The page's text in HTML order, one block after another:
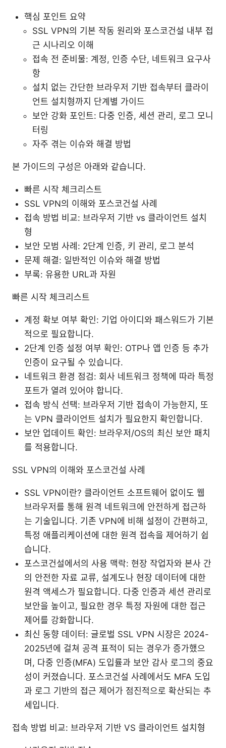
핵심 포인트 요약
SSL VPN의 기본 작동 원리와 포스코건설 내부 접
근 시나리오 이해
접속 전 준비물: 계정, 인증 수단, 네트워크 요구사
항
설치 없는 간단한 브라우저 기반 접속부터 클라이
언트 설치형까지 단계별 가이드
보안 강화 포인트: 다중 인증, 세션 관리, 로그 모니
터링
자주 겪는 이슈와 해결 방법
본 가이드의 구성은 아래와 같습니다.
빠른 시작 체크리스트
SSL VPN의 이해와 포스코건설 사례
접속 방법 비교: 브라우저 기반 vs 클라이언트 설치
형
보안 모범 사례: 2단계 인증, 키 관리, 로그 분석
문제 해결: 일반적인 이슈와 해결 방법
부록: 유용한 URL과 자원
빠른 시작 체크리스트
계정 확보 여부 확인: 기업 아이디와 패스워드가 기본
적으로 필요합니다.
2단계 인증 설정 여부 확인: OTP나 앱 인증 등 추가
인증이 요구될 수 있습니다.
네트워크 환경 점검: 회사 네트워크 정책에 따라 특정
포트가 열려 있어야 합니다.
접속 방식 선택: 브라우저 기반 접속이 가능한지, 또
는 VPN 클라이언트 설치가 필요한지 확인합니다.
보안 업데이트 확인: 브라우저/OS의 최신 보안 패치
를 적용합니다.
SSL VPN의 이해와 포스코건설 사례
SSL VPN이란? 클라이언트 소프트웨어 없이도 웹
브라우저를 통해 원격 네트워크에 안전하게 접근하
는 기술입니다. 기존 VPN에 비해 설정이 간편하고,
특정 애플리케이션에 대한 원격 접속을 제어하기 쉽
습니다.
포스코건설에서의 사용 맥락: 현장 작업자와 본사 간
의 안전한 자료 교류, 설계도나 현장 데이터에 대한
원격 액세스가 필요합니다. 다중 인증과 세션 관리로
보안을 높이고, 필요한 경우 특정 자원에 대한 접근
제어를 강화합니다.
최신 동향 데이터: 글로벌 SSL VPN 시장은 2024-
2025년에 걸쳐 공격 표적이 되는 경우가 증가했으
며, 다중 인증(MFA) 도입률과 보안 감사 로그의 중요
성이 커졌습니다. 포스코건설 사례에서도 MFA 도입
과 로그 기반의 접근 제어가 점진적으로 확산되는 추
세입니다.
접속 방법 비교: 브라우저 기반 VS 클라이언트 설치형